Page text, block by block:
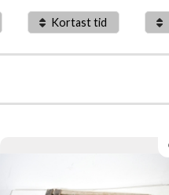
Kortast tid